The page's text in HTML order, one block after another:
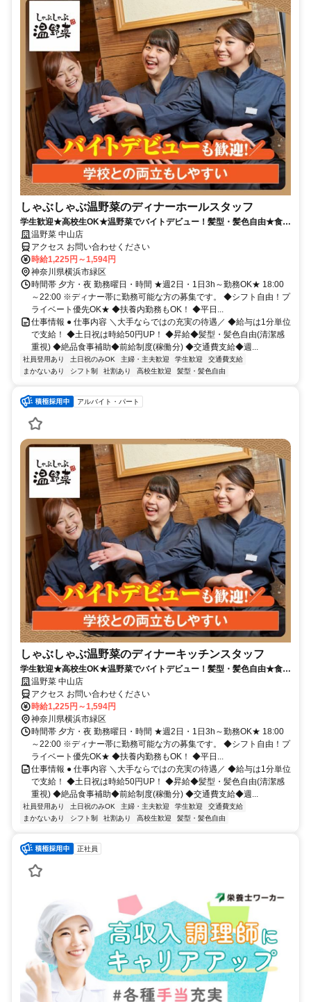
しゃぶしゃぶ温野菜のディナーホールスタッフ
学生歓迎★高校生OK★温野菜でバイトデビュー！髪型・髪色自由★食事
補助有★履歴書不要
温野菜 中山店
アクセス お問い合わせください
時給1,225円～1,594円
神奈川県横浜市緑区
時間帯 夕方・夜 勤務曜日・時間 ★週2日・1日3h～勤務OK★ 18:00
～22:00 ※ディナー帯に勤務可能な方の募集です。 ◆シフト自由！プ
ライベート優先OK★ ◆扶養内勤務もOK！ ◆平日...
仕事情報 ● 仕事内容 ＼大手ならではの充実の待遇／ ◆給与は1分単位
で支給！ ◆土日祝は時給50円UP！ ◆昇給◆髪型・髪色自由(清潔感
重視) ◆絶品食事補助◆前給制度(稼働分) ◆交通費支給◆週...
社員登用あり 土日祝のみOK 主婦・主夫歓迎 学生歓迎
交通費支給
まかないあり
シフト制 社割あり 高校生歓迎 髪型・髪色自由
アルバイト・パート
しゃぶしゃぶ温野菜のディナーキッチンスタッフ
学生歓迎★高校生OK★温野菜でバイトデビュー！髪型・髪色自由★食事
補助有★履歴書不要
温野菜 中山店
アクセス お問い合わせください
時給1,225円～1,594円
神奈川県横浜市緑区
時間帯 夕方・夜 勤務曜日・時間 ★週2日・1日3h～勤務OK★ 18:00
～22:00 ※ディナー帯に勤務可能な方の募集です。 ◆シフト自由！プ
ライベート優先OK★ ◆扶養内勤務もOK！ ◆平日...
仕事情報 ● 仕事内容 ＼大手ならではの充実の待遇／ ◆給与は1分単位
で支給！ ◆土日祝は時給50円UP！ ◆昇給◆髪型・髪色自由(清潔感
重視) ◆絶品食事補助◆前給制度(稼働分) ◆交通費支給◆週...
社員登用あり 土日祝のみOK 主婦・主夫歓迎 学生歓迎
交通費支給
まかないあり
シフト制 社割あり 高校生歓迎 髪型・髪色自由
正社員